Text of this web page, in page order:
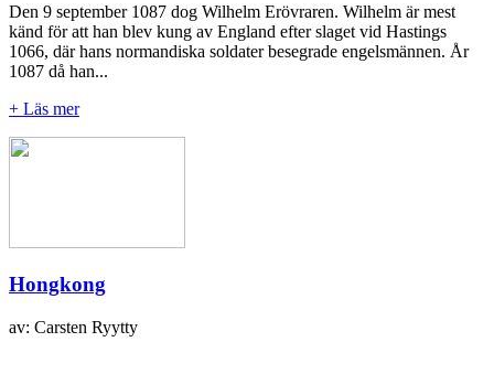
Den 9 september 1087 dog Wilhelm Erövraren. Wilhelm är mest
känd för att han blev kung av England efter slaget vid Hastings
1066, där hans normandiska soldater besegrade engelsmännen. År
1087 då han...
+ Läs mer
Hongkong
av: Carsten Ryytty